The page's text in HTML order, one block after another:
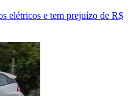
elétricos e tem prejuízo de R$